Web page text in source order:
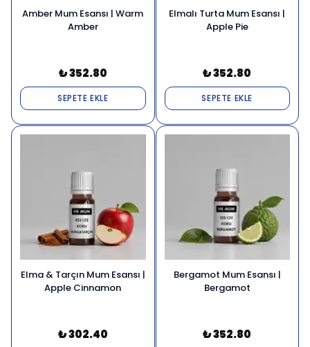
Amber Mum Esansı | Warm
Amber
₺ 352.80
SEPETE EKLE
Elmalı Turta Mum Esansı |
Apple Pie
₺ 352.80
SEPETE EKLE
Elma & Tarçın Mum Esansı |
Apple Cinnamon
₺ 302.40
Bergamot Mum Esansı |
Bergamot
₺ 352.80